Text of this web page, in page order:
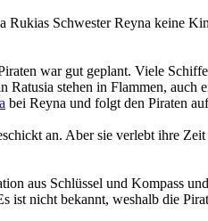
Rukias Schwester Reyna keine
war gut geplant. Viele
stehen in Flammen,
bei Reyna und folgt den Piraten
an. Aber sie verlebt ihre
aus Schlüssel und Kompass
nicht bekannt, weshalb die